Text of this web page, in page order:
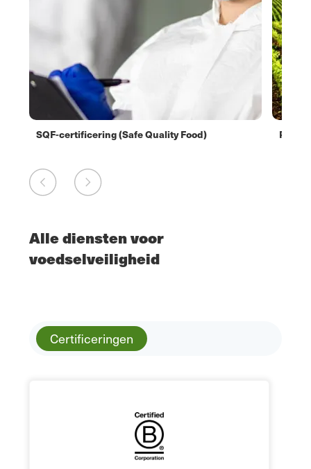
SQF-certificering (Safe Quality Food)
Alle diensten voor
voedselveiligheid
Certificeringen